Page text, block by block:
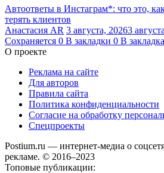
Автоответы в Инстаграм*: что это,
терять клиентов
Анастасия AR 3 августа, 20263
Сохраняется 0 В закладки 0 В
О проекте
Реклама на сайте
Для авторов
Правила сайта
Политика конфиденциальности
Согласие на обработку
Спецпроекты
Postium.ru — интернет-медиа о
рекламе. © 2016–2023
Топовые публикации: